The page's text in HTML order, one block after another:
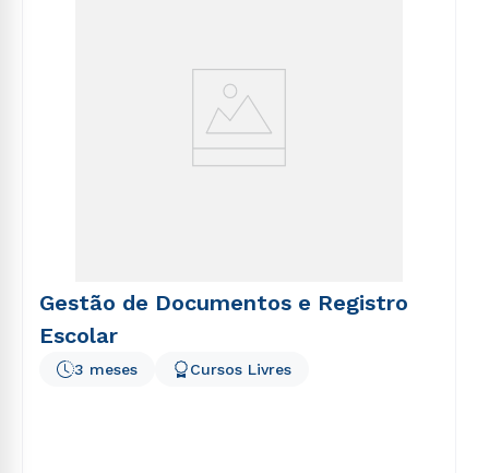
Gestão de Documentos e Registro
Escolar
3 meses Cursos Livres